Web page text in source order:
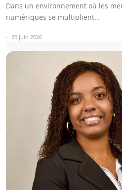
Dans un environnement où les
numériques se multiplient…
20 juin 2026